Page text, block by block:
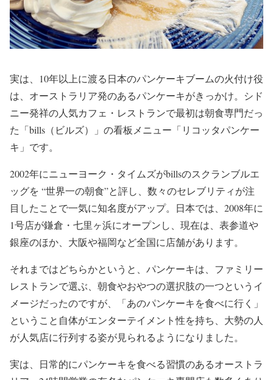
実は、10年以上に渡る日本のパンケーキブームの火付け役
は、オーストラリア発のあるパンケーキがきっかけ。シド
ニー発祥の人気カフェ・レストランで最初は朝食専門だっ
た「bills（ビルズ）」の看板メニュー「リコッタパンケー
キ」です。
2002年にニューヨーク・タイムズがbillsのスクランブルエ
ッグを “世界一の朝食”と評し、数々のセレブリティが注
目したことで一気に知名度がアップ。日本では、2008年に
1号店が鎌倉・七里ヶ浜にオープンし、現在は、表参道や
銀座のほか、大阪や福岡など全国に店舗があります。
それまではどちらかというと、パンケーキは、ファミリー
レストランで選ぶ、朝食やおやつの選択肢の一つというイ
メージだったのですが、「あのパンケーキを食べに行く」
ということ自体がエンターテイメント性を持ち、大勢の人
が人気店に行列する姿が見られるようになりました。
実は、日常的にパンケーキを食べる習慣のあるオーストラ